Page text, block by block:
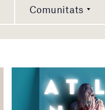
Comunitats